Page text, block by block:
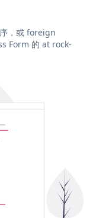
，或 foreign
Form 的 at rock-